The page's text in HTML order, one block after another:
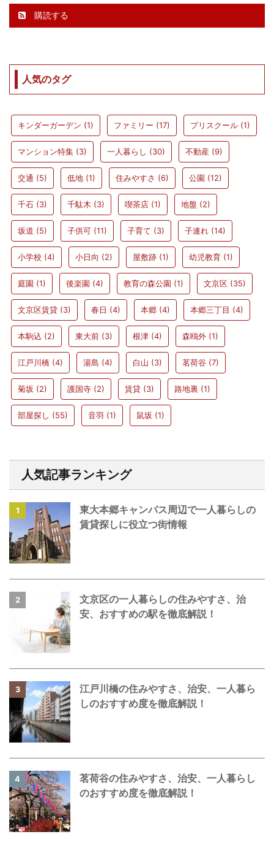
購読する
人気のタグ
キンダーガーデン (1) ファミリー (17) プリスクール (1)
マンション特集 (3) 一人暮らし (30) 不動産 (9)
交通 (5) 低地 (1) 住みやすさ (6) 公園 (12)
千石 (3) 千駄木 (3) 喫茶店 (1) 地盤 (2)
坂道 (5) 子供可 (11) 子育て (3) 子連れ (14)
小学校 (4) 小日向 (2) 屋敷跡 (1) 幼児教育 (1)
庭園 (1) 後楽園 (4) 教育の森公園 (1) 文京区 (35)
文京区賃貸 (3) 春日 (4) 本郷 (4) 本郷三丁目 (4)
本駒込 (2) 東大前 (3) 根津 (4) 森鴎外 (1)
江戸川橋 (4) 湯島 (4) 白山 (3) 茗荷谷 (7)
菊坂 (2) 護国寺 (2) 賃貸 (3) 路地裏 (1)
部屋探し (55) 音羽 (1) 鼠坂 (1)
人気記事ランキング
1
東大本郷キャンパス周辺で一人暮らしの
賃貸探しに役立つ街情報
2
文京区の一人暮らしの住みやすさ、治
安、おすすめの駅を徹底解説！
3
江戸川橋の住みやすさ、治安、一人暮ら
しのおすすめ度を徹底解説！
4
茗荷谷の住みやすさ、治安、一人暮らし
のおすすめ度を徹底解説！